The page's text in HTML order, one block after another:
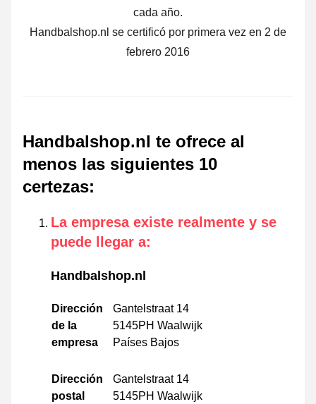
cada año.
Handbalshop.nl se certificó por primera vez en 2 de
febrero 2016
Handbalshop.nl te ofrece al
menos las siguientes 10
certezas:
La empresa existe realmente y se
puede llegar a:
Handbalshop.nl
Dirección
de la
empresa
Gantelstraat 14
5145PH Waalwijk
Países Bajos
Dirección
postal
Gantelstraat 14
5145PH Waalwijk